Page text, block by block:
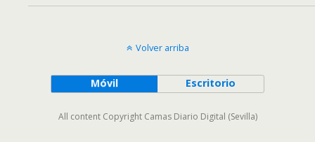
Volver arriba
Móvil Escritorio
All content Copyright Camas Diario Digital (Sevilla)